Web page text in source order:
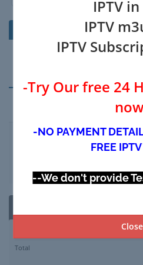
IPTV in
IPTV
IPTV
-Try Our free 24
-NO PAYMENT
FREE
--We don't provide
Close
Appliquer le code promotionnel
Total